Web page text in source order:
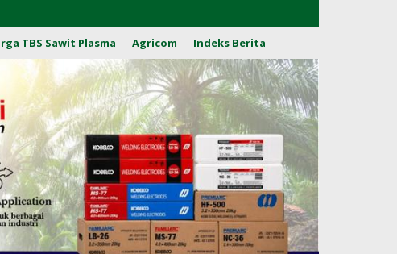
TBS Sawit Plasma Agricom Indeks Berita